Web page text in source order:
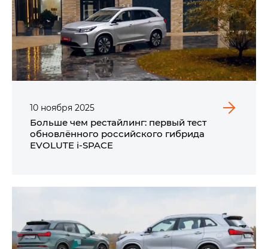
10 ноября 2025
Больше чем рестайлинг: первый тест
обновлённого российского гибрида
EVOLUTE i‑SPACE